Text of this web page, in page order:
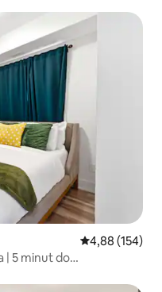
Średnia
4,88 (154)
| 5 minut do